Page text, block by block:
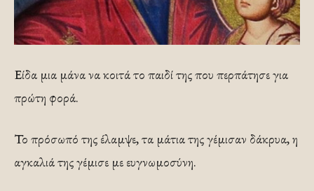
Είδα μια μάνα να κοιτά το παιδί της που περπάτησε για
πρώτη φορά.
Το πρόσωπό της έλαμψε, τα μάτια της γέμισαν δάκρυα, η
αγκαλιά της γέμισε με ευγνωμοσύνη.